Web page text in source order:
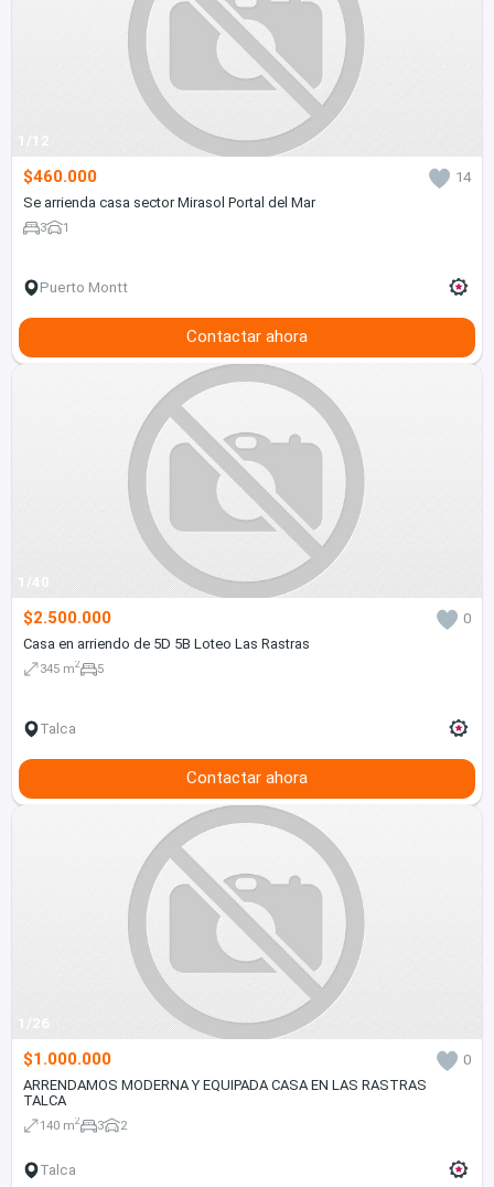
1/12
$460.000
14
Se arrienda casa sector Mirasol Portal del Mar
3 1
Puerto Montt
Contactar ahora
1/40
$2.500.000
0
Casa en arriendo de 5D 5B Loteo Las Rastras
345 m2 5
Talca
Contactar ahora
1/26
$1.000.000
0
ARRENDAMOS MODERNA Y EQUIPADA CASA EN LAS RASTRAS
TALCA
140 m2 3 2
Talca